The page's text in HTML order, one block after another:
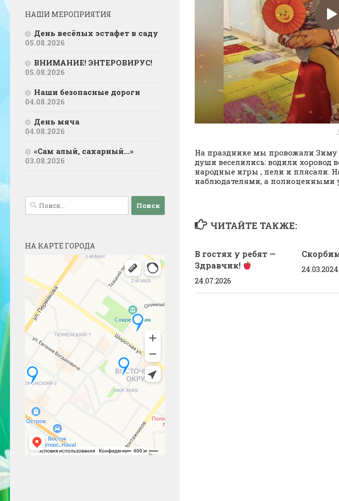
На празднике мы провожали Зиму
души веселились: водили хоровод
народные игры , пели и плясали.
наблюдателями, а полноценными
ЧИТАЙТЕ ТАКЖЕ:
В гостях у ребят —
Здравчик!
24.07.2026
24.03.2024
НАШИ МЕРОПРИЯТИЯ
День весёлых эстафет в саду
05.08.2026
ВНИМАНИЕ! ЭНТЕРОВИРУС!
05.08.2026
Наши безопасные дороги
04.08.2026
День мяча
04.08.2026
«Сам алый, сахарный…»
03.08.2026
Найти:
НА КАРТЕ ГОРОДА